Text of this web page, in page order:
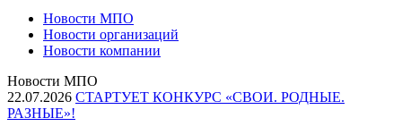
Новости МПО
Новости организаций
Новости компании
Новости МПО
22.07.2026 СТАРТУЕТ КОНКУРС «СВОИ. РОДНЫЕ.
РАЗНЫЕ»!